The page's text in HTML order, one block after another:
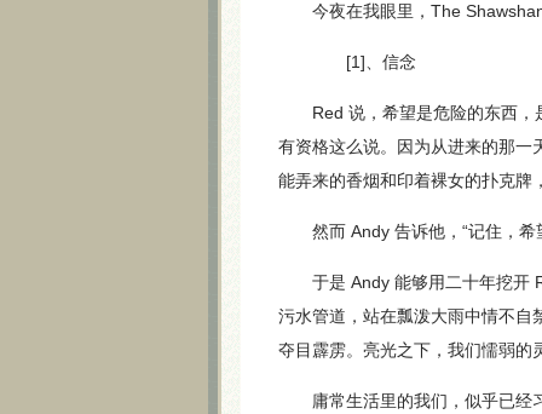
今夜在我眼里，The
[1]、信念
Red 说，希望是危险的东西，
有资格这么说。因为从进来的那一
能弄来的香烟和印着裸女的扑克牌
然而 Andy 告诉他，“记住，希
于是 Andy 能够用二十年挖开
污水管道，站在瓢泼大雨中情不自
夺目霹雳。亮光之下，我们懦弱的
庸常生活里的我们，似乎已经习